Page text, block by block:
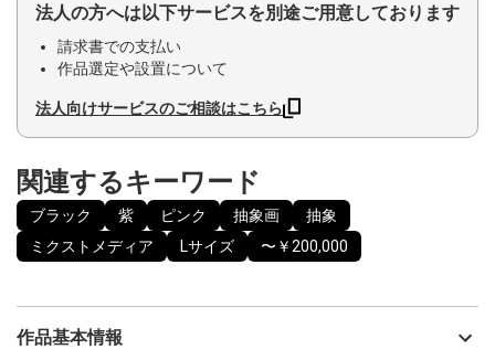
法人の方へは以下サービスを別途ご用意しております
請求書での支払い
作品選定や設置について
法人向けサービスのご相談はこちら
関連するキーワード
ブラック 紫 ピンク 抽象画
抽象
ミクストメディア
Lサイズ 〜￥200,000
作品基本情報